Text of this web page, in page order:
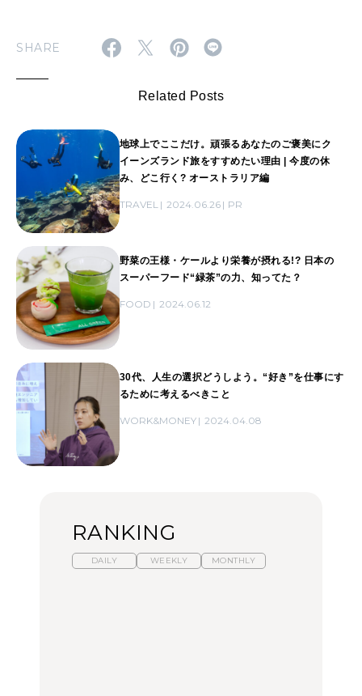
SHARE
Related Posts
地球上でここだけ。頑張るあなたのご褒美にク
イーンズランド旅をすすめたい理由 | 今度の休
み、どこ行く? オーストラリア編
TRAVEL 2024.06.26 PR
野菜の王様・ケールより栄養が摂れる!? 日本の
スーパーフード“緑茶”の力、知ってた？
FOOD 2024.06.12
30代、人生の選択どうしよう。“好き”を仕事にす
るために考えるべきこと
WORK&MONEY 2024.04.08
RANKING
DAILY WEEKLY MONTHLY